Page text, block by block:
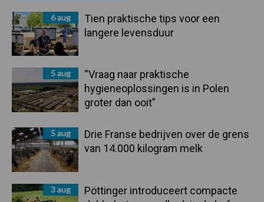
6 aug
Tien praktische tips voor een
langere levensduur
5 aug
“Vraag naar praktische
hygieneoplossingen is in Polen
groter dan ooit”
5 aug
Drie Franse bedrijven over de grens
van 14.000 kilogram melk
3 aug
Pöttinger introduceert compacte